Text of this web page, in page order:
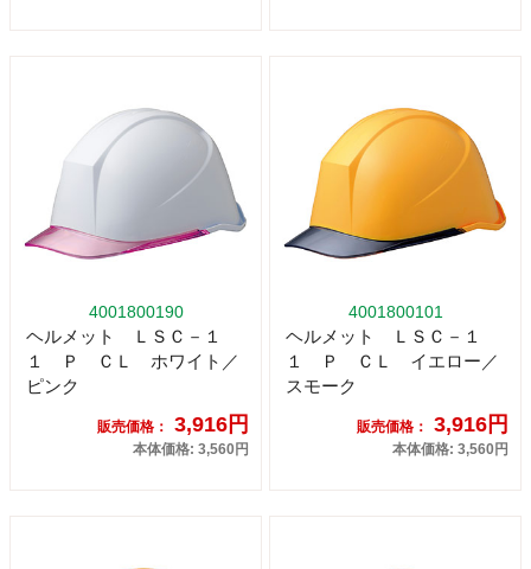
4001800190
ヘルメット ＬＳＣ－１
１ Ｐ ＣＬ ホワイト／
ピンク
販売価格： 3,916円
本体価格: 3,560円
4001800101
ヘルメット ＬＳＣ－１
１ Ｐ ＣＬ イエロー／
スモーク
販売価格： 3,916円
本体価格: 3,560円